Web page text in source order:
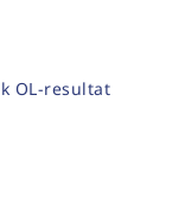
OL-resultat